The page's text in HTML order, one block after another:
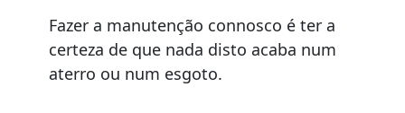
Fazer a manutenção connosco é ter a
certeza de que nada disto acaba num
aterro ou num esgoto.